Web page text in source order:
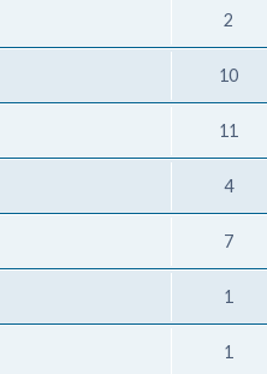
2
10
11
4
7
1
1